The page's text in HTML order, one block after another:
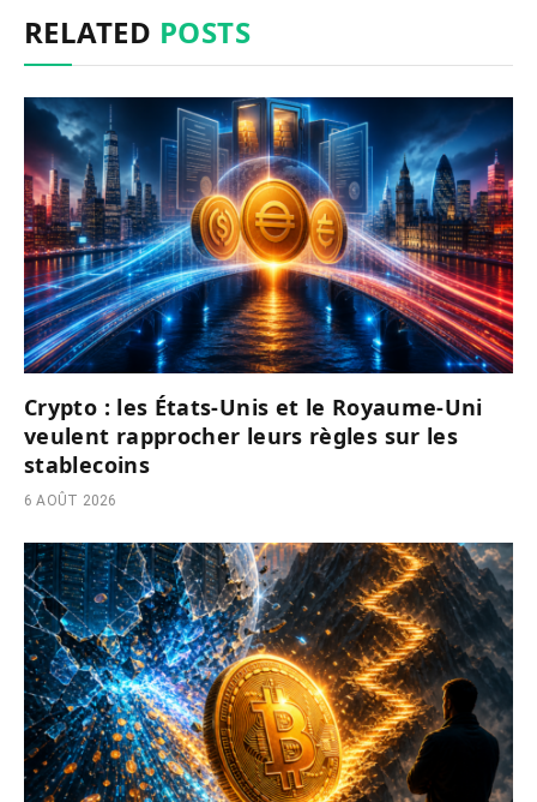
RELATED POSTS
Crypto : les États-Unis et le Royaume-Uni
veulent rapprocher leurs règles sur les
stablecoins
6 AOÛT 2026